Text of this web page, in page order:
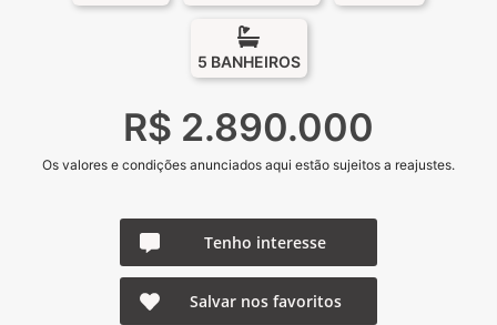
5 BANHEIROS
R$ 2.890.000
Os valores e condições anunciados aqui estão sujeitos a reajustes.
Tenho interesse
Salvar nos favoritos